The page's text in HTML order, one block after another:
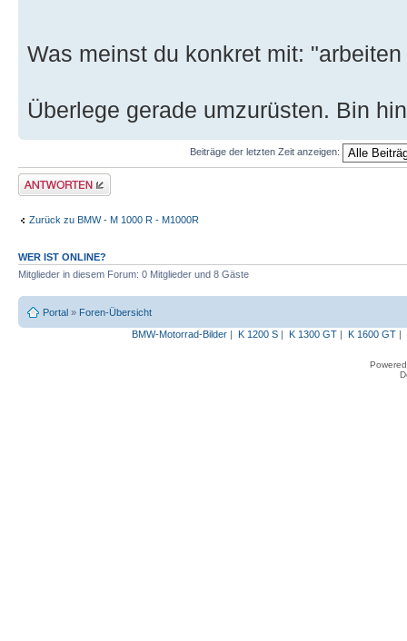
Was meinst du konkret mit:
Überlege gerade umzurüsten. Bin
Beiträge der letzten Zeit anzeigen:
Antwort erstellen
Zurück zu BMW - M 1000 R - M1000R
WER IST ONLINE?
Mitglieder in diesem Forum: 0 Mitglieder und 8 Gäste
Portal » Foren-Übersicht
BMW-Motorrad-Bilder| K 1200 S| K 1300 GT| K 1600 GT|